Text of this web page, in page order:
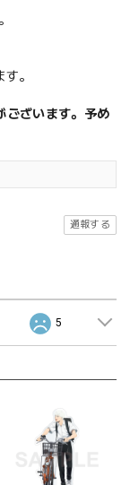
。
ございます。予め
通報する
5